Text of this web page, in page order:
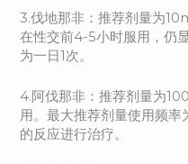
3.伐地那非：推荐剂量为
在性交前4-5小时服用，仍
为一日1次。
4.阿伐那非：推荐剂量为
用。最大推荐剂量使用频
的反应进行治疗。